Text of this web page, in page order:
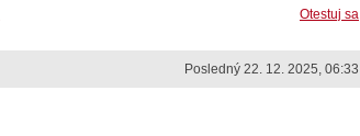
Otestuj sa
Posledný 22. 12. 2025, 06:33